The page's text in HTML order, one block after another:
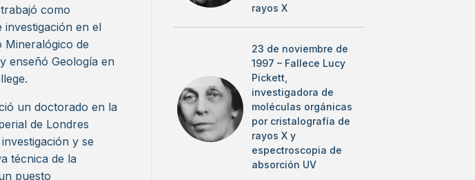
como
investigación en el
Mineralógico de
enseñó Geología en
un doctorado en la
de Londres
y se
técnica de la
puesto
rayos X
23 de noviembre de
1997 – Fallece Lucy
Pickett,
investigadora de
moléculas orgánicas
por cristalografía de
rayos X y
espectroscopia de
absorción UV